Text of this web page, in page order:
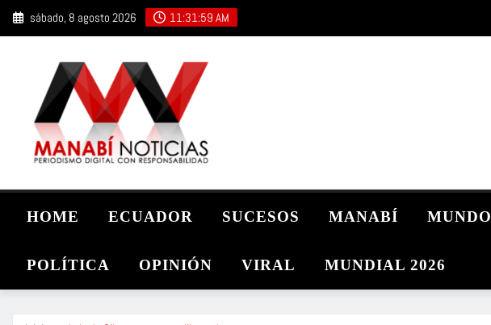
Saltar sábado, 8 agosto 2026 11:32:00 AM
HOME ECUADOR SUCESOS MANABÍ MUNDO
POLÍTICA OPINIÓN VIRAL MUNDIAL 2026